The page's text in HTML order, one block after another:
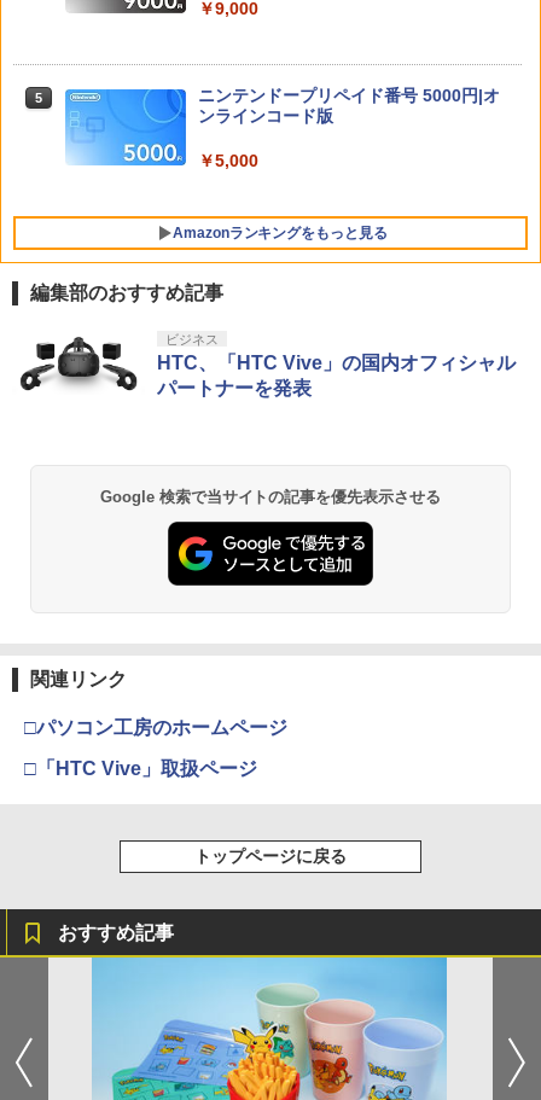
版）※6,400ポイントまでご利用可
GEAR SOLID : MASTER COLLECTION
Vol.2 PS5版(2連アクリルキーホルダー
【中古】グランド・セフト・オート・サ
￥860
劇場版 転生したらスライムだった件 蒼
海の涙編 (Blu-ray特装限定版)【Blu-ra
y】 [ 岡咲美保 ]
￥7,722
￥9,000
5
ニンテンドープリペイド番号 5000円|オ
ンラインコード版
￥5,000
Amazonランキングをもっと見る
1
PlayStation 5 デジタル・エディション
日本語専用 Console Language: Japan
ese only (CFI-2200B01)
プロダクトコード 封入
3
トローラー ミッドナイト ブラック(CFI-
ZCT2J01)
【純正品】DualSense ワイヤレスコン
トローラー(CFI-ZCT2J)
￥10,737
1
【純正品】Xbox ワイヤレス コントロー
ラー + USB-C® ケーブル
Xbox プリペイドカード 5,000円 デジタ
ンラインコード]
3
￥7,681
B-C ケーブル
【純正品】Xbox ワイヤレス コントロー
ラー (カーボンブラック)
￥8,020
1
劇場版「鬼滅の刃」無限城編 第一章 猗
窩座再来 通常版 [Blu-ray]
劇場版「鬼滅の刃」無限城編 第一章 猗
窩座再来 通常版 [DVD]
￥3,523
3
『映画 ラブライブ！蓮ノ空女学院スクー
ルアイドルクラブ Bloom Garden Part
劇場版「鬼滅の刃」無限城編 第一章 猗
窩座再来 完全生産限定版 [DVD]
￥7,828
編集部のおすすめ記事
ビジネス
HTC、「HTC Vive」の国内オフィシャル
パートナーを発表
Google 検索で当サイトの記事を優先表示させる
関連リンク
□パソコン工房のホームページ
□「HTC Vive」取扱ページ
トップページに戻る
おすすめ記事